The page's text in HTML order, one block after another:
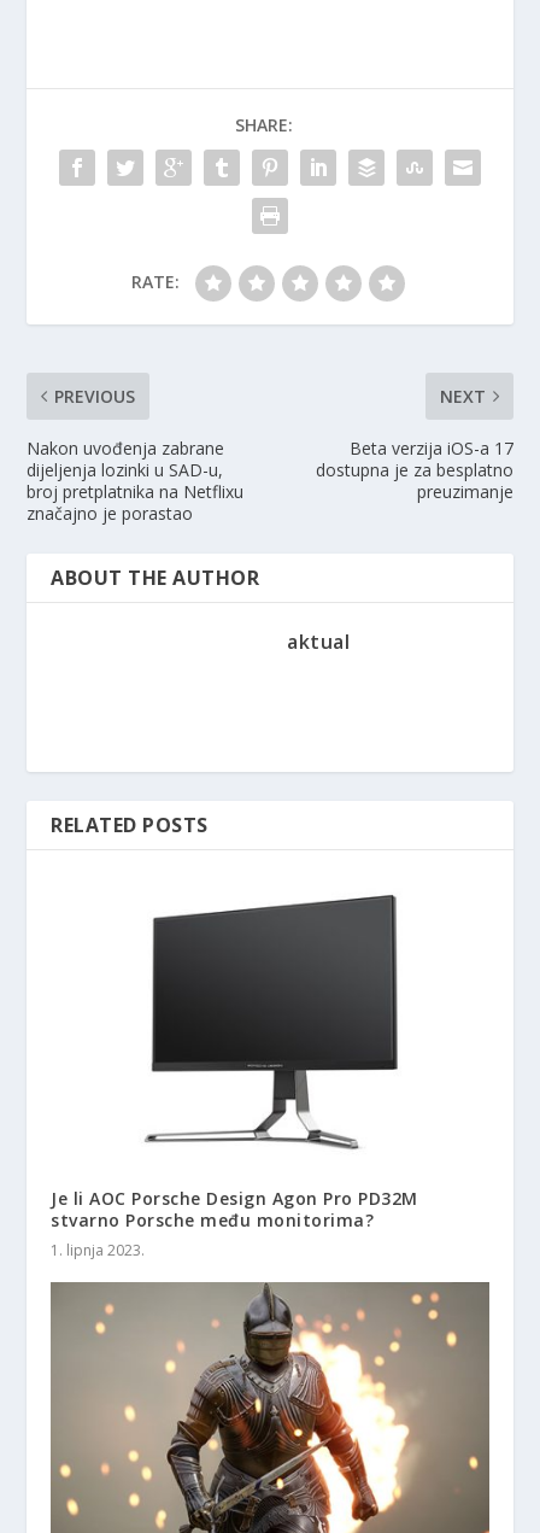
SHARE:
RATE:
PREVIOUS
Nakon uvođenja zabrane
dijeljenja lozinki u SAD-u,
broj pretplatnika na Netflixu
značajno je porastao
NEXT
Beta verzija iOS-a 17
dostupna je za besplatno
preuzimanje
ABOUT THE AUTHOR
aktual
RELATED POSTS
Je li AOC Porsche Design Agon Pro PD32M
stvarno Porsche među monitorima?
1. lipnja 2023.